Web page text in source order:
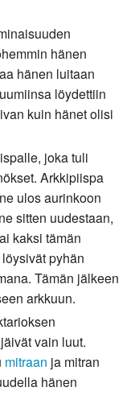
hänen
hänen luitaan
löydettiin
kuin hänet olisi
joka tuli
Arkkipiispa
ulos aurinkoon
sitten uudestaan,
kaksi tämän
pyhän
Tämän jälkeen
arkkuun.
vain luut.
mitraan ja mitran
hänen